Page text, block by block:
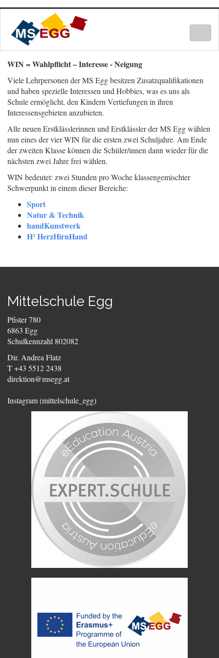
WIN = Wahlpflicht – Interesse - Neigung
Viele Lehrpersonen der MS Egg besitzen Zusatzqualifikationen
und haben spezielle Interessen und Hobbies, was es uns als
Schule ermöglicht, den Kindern Vertiefungen in ihren
Interessensgebieten anzubieten.
Alle neuen Erstklässlerinnen und Erstklässler der MS Egg wählen
nun eines der vier WIN für die ersten zwei Schuljahre. Am Ende
der zweiten Klasse können die Schüler/innen dann wieder für die
nächsten zwei Jahre frei wählen.
WIN bedeutet: zwei Stunden pro Woche klassengemischter
Schwerpunkt in einem dieser Bereiche:
Sport
Natur & Technik
handKunstwerk
H³ HerzHirnHand
Mittelschule Egg
Pfister 780
6863 Egg
Schulkennzahl 802082
Dir. Andrea Flatz
T +43 5512 2438
direktion@msegg.at
Instagram (mittelschule_egg)